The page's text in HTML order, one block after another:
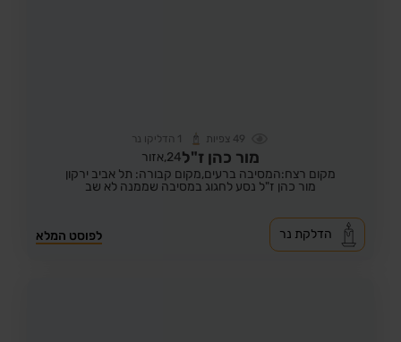
49 צפיות 1 הדליקו נר
מור כהן ז"ל24, אזור
מקום רצח:המסיבה ברעים,מקום קבורה: תל אביב ירקון
מור כהן ז"ל נסע לחגוג במסיבה שממנה לא שב
לפוסט המלא הדלקת נר